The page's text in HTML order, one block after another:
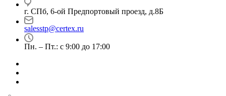
г. СПб, 6-ой Предпортовый проезд, д.8Б
salesstp@certex.ru
Пн. – Пт.: с 9:00 до 17:00